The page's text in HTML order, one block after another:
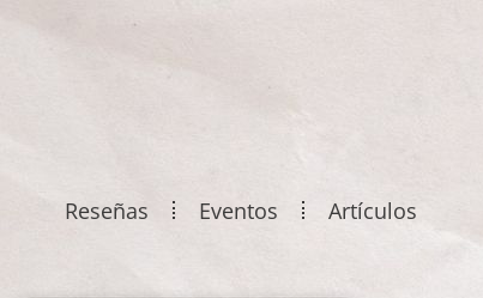
Reseñas Eventos Artículos